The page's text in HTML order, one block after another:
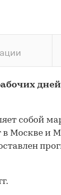
собой
в Москве и